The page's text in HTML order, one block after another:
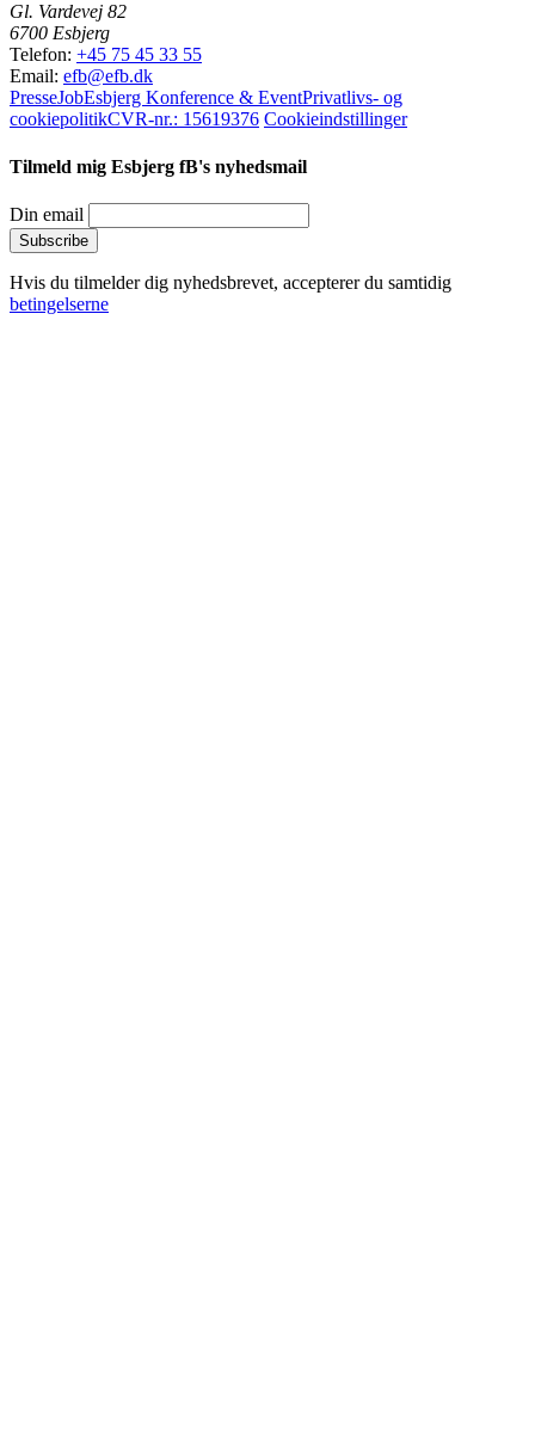
Gl. Vardevej 82
6700 Esbjerg
Telefon: +45 75 45 33 55
Email: efb@efb.dk
PresseJobEsbjerg Konference & EventPrivatlivs- og
cookiepolitikCVR-nr.: 15619376 Cookieindstillinger
Tilmeld mig Esbjerg fB's nyhedsmail
Din email
Hvis du tilmelder dig nyhedsbrevet, accepterer du samtidig
betingelserne